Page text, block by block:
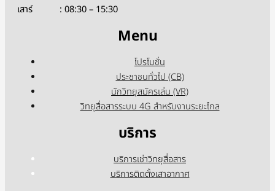
เสาร์ : 08:30 – 15:30
Menu
โปรโมชั่น
ประชาชนทั่วไป (CB)
นักวิทยุสมัครเล่น (VR)
วิทยุสื่อสารระบบ 4G สำหรับงานระยะไกล
บริการ
บริการเช่าวิทยุสื่อสาร
บริการติดตั้งเสาอากาศ